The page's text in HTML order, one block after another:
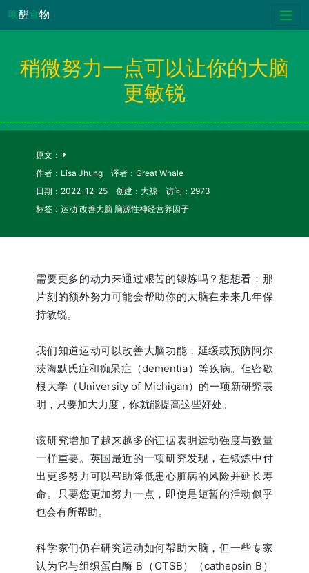
唤醒食物
稍微努力一点可以让你的大脑
更敏锐
原文：
作者：Lisa Jhung 译者：Great Whale
日期：2022-12-25 创建：大鲸 访问：2973
标签：运动 改善大脑 脑源性神经营养因子
需要更多的动力来通过艰苦的锻炼吗？想想看：那
片刻的额外努力可能会帮助你的大脑在未来几年保
持敏锐。
我们知道运动可以改善大脑功能，延缓或预防阿尔
茨海默氏症和痴呆症（dementia）等疾病。但密歇
根大学（University of Michigan）的一项新研究表
明，只要加大力度，你就能提高这些好处。
该研究增加了越来越多的证据表明运动强度与数量
一样重要。英国最近的一项研究发现，在锻炼中付
出更多努力可以帮助降低患心脏病的风险并延长寿
命。只要您更加努力一点，即使是短暂的活动似乎
也会有所帮助。
科学家们仍在研究运动如何帮助大脑，但一些专家
认为它与组织蛋白酶 B（CTSB）（cathepsin B）